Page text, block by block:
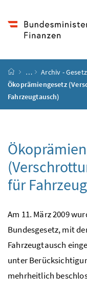
Startseite
…
Archiv -
Ökoprämiengesetz
Fahrzeugtausch)
für
Am 11. März 2009
Bundesgesetz, mit
Fahrzeugtausch
unter
mehrheitlich